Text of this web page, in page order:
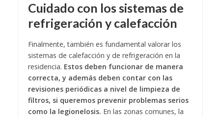
Cuidado con los sistemas de
refrigeración y calefacción
Finalmente, también es fundamental valorar los
sistemas de calefacción y de refrigeración en la
residencia. Estos deben funcionar de manera
correcta, y además deben contar con las
revisiones periódicas a nivel de limpieza de
filtros, si queremos prevenir problemas serios
como la legionelosis. En las zonas comunes, la